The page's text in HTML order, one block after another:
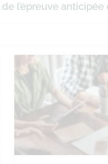
l’épreuve